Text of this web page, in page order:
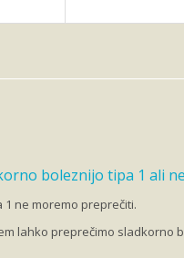
boleznijo tipa 1 ali
ne moremo preprečiti.
lahko preprečimo sladkorno